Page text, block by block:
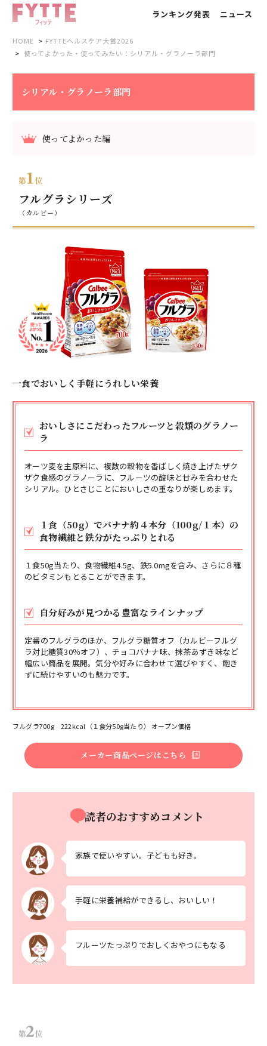
ランキング発表 ニュース
HOME
FYTTEヘルスケア大賞2026
使ってよかった・使ってみたい：シリアル・グラノーラ部門
シリアル・グラノーラ部門
使ってよかった編
フルグラシリーズ
（カルビー）
一食でおいしく手軽にうれしい栄養
おいしさにこだわったフルーツと穀類のグラノー
ラ
オーツ麦を主原料に、複数の穀物を香ばしく焼き上げたザク
ザク食感のグラノーラに、フルーツの酸味と甘みを合わせた
シリアル。ひとさじことにおいしさの重なりが楽しめます。
１食（50g）でバナナ約４本分（100g/１本）の
食物繊維と鉄分がたっぷりとれる
１食50g当たり、食物繊維4.5g、鉄5.0mgを含み、さらに８種
のビタミンもとることができます。
自分好みが見つかる豊富なラインナップ
定番のフルグラのほか、フルグラ糖質オフ（カルビーフルグ
ラ対比糖質30％オフ）、チョコバナナ味、抹茶あずき味など
幅広い商品を展開。気分や好みに合わせて選びやすく、飽き
ずに続けやすいのも魅力です。
フルグラ700g 222kcal（１食分50g当たり） オープン価格
メーカー商品ページはこちら
読者のおすすめコメント
家族で使いやすい。子どもも好き。
手軽に栄養補給ができるし、おいしい！
フルーツたっぷりでおしくおやつにもなる